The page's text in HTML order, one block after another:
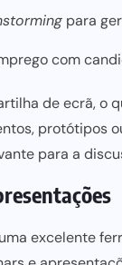
para
com
de ecrã, o
protótipos
para a
excelente